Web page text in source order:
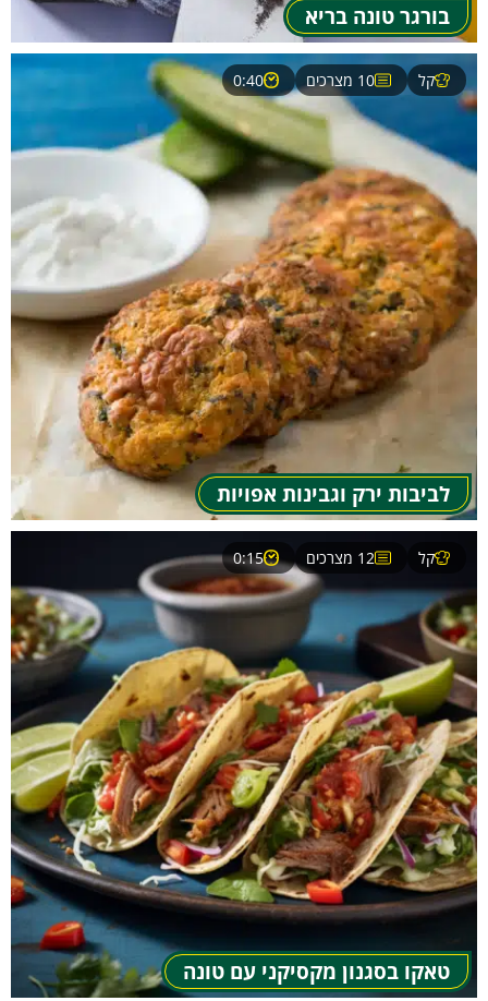
בורגר טונה בריא
לביבות ירק וגבינות אפויות
קל 10 מצרכים 0:40
טאקו בסגנון מקסיקני עם טונה
קל 12 מצרכים 0:15